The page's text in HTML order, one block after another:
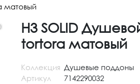
матовый
H3 SOLID
tortora матовый
Коллекция Душевые поддоны
Артикул
7142290032